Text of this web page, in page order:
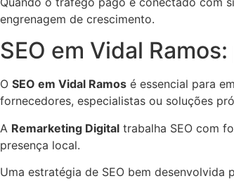
engrenagem de crescimento.
SEO em Vidal
O SEO em Vidal Ramos é essencial para
fornecedores, especialistas ou soluções
A Remarketing Digital trabalha SEO com
presença local.
Uma estratégia de SEO bem